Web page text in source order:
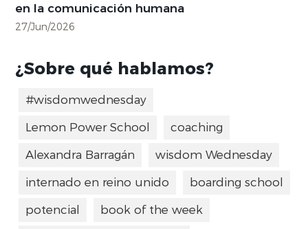
en la comunicación humana
27/Jun/2026
¿Sobre qué hablamos?
#wisdomwednesday
Lemon Power School
coaching
Alexandra Barragán
wisdom Wednesday
internado en reino unido
boarding school
potencial
book of the week